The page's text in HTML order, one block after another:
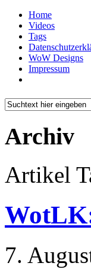
Home
Videos
Tags
WoW Designs
Impressum
Archiv
Artikel
7.